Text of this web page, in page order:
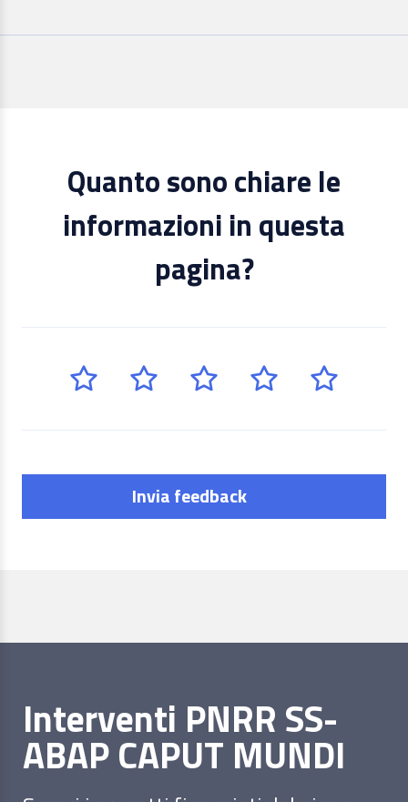
Quanto sono chiare le
informazioni in questa
pagina?
Invia feedback
Interventi PNRR SS-
ABAP CAPUT MUNDI